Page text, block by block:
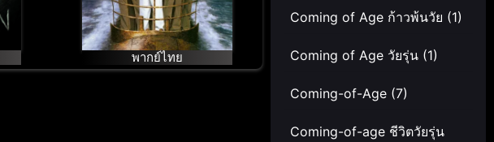
พากย์ไทย
Coming of Age ก้าวพ้นวัย (1)
Coming of Age วัยรุ่น (1)
Coming-of-Age (7)
Coming-of-age ชีวิตวัยรุ่น